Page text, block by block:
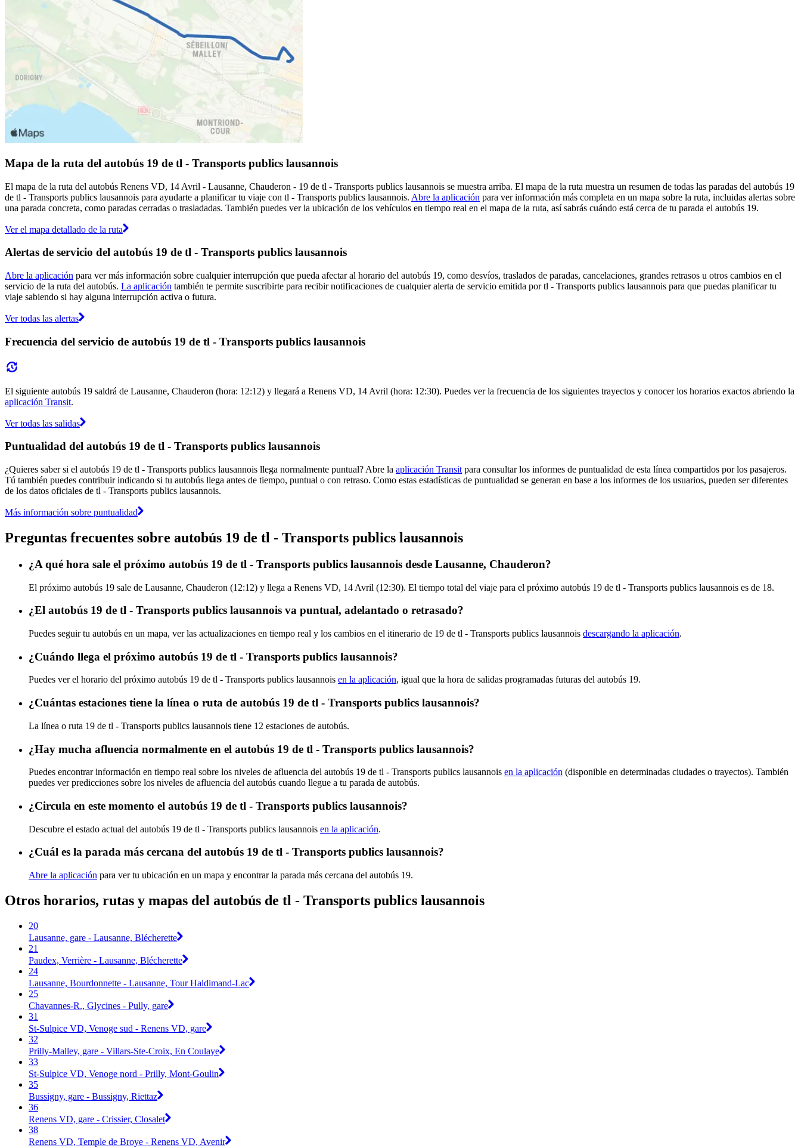
Mapa de la ruta del autobús 19 de tl - Transports publics lausannois
El mapa de la ruta del autobús Renens VD, 14 Avril - Lausanne, Chauderon - 19 de tl - Transports publics lausannois se muestra arriba. El mapa de la ruta muestra un resumen de todas las paradas del autobús 19
de tl - Transports publics lausannois para ayudarte a planificar tu viaje con tl - Transports publics lausannois. Abre la aplicación para ver información más completa en un mapa sobre la ruta, incluidas alertas sobre
una parada concreta, como paradas cerradas o trasladadas. También puedes ver la ubicación de los vehículos en tiempo real en el mapa de la ruta, así sabrás cuándo está cerca de tu parada el autobús 19.
Ver el mapa detallado de la ruta
Alertas de servicio del autobús 19 de tl - Transports publics lausannois
Abre la aplicación para ver más información sobre cualquier interrupción que pueda afectar al horario del autobús 19, como desvíos, traslados de paradas, cancelaciones, grandes retrasos u otros cambios en el
servicio de la ruta del autobús. La aplicación también te permite suscribirte para recibir notificaciones de cualquier alerta de servicio emitida por tl - Transports publics lausannois para que puedas planificar tu
viaje sabiendo si hay alguna interrupción activa o futura.
Ver todas las alertas
Frecuencia del servicio de autobús 19 de tl - Transports publics lausannois
El siguiente autobús 19 saldrá de Lausanne, Chauderon (hora: 12:12) y llegará a Renens VD, 14 Avril (hora: 12:30). Puedes ver la frecuencia de los siguientes trayectos y conocer los horarios exactos abriendo la
aplicación Transit.
Ver todas las salidas
Puntualidad del autobús 19 de tl - Transports publics lausannois
¿Quieres saber si el autobús 19 de tl - Transports publics lausannois llega normalmente puntual? Abre la aplicación Transit para consultar los informes de puntualidad de esta línea compartidos por los pasajeros.
Tú también puedes contribuir indicando si tu autobús llega antes de tiempo, puntual o con retraso. Como estas estadísticas de puntualidad se generan en base a los informes de los usuarios, pueden ser diferentes
de los datos oficiales de tl - Transports publics lausannois.
Más información sobre puntualidad
Preguntas frecuentes sobre autobús 19 de tl - Transports publics lausannois
¿A qué hora sale el próximo autobús 19 de tl - Transports publics lausannois desde Lausanne, Chauderon?
El próximo autobús 19 sale de Lausanne, Chauderon (12:12) y llega a Renens VD, 14 Avril (12:30). El tiempo total del viaje para el próximo autobús 19 de tl - Transports publics lausannois es de 18.
¿El autobús 19 de tl - Transports publics lausannois va puntual, adelantado o retrasado?
Puedes seguir tu autobús en un mapa, ver las actualizaciones en tiempo real y los cambios en el itinerario de 19 de tl - Transports publics lausannois descargando la aplicación.
¿Cuándo llega el próximo autobús 19 de tl - Transports publics lausannois?
Puedes ver el horario del próximo autobús 19 de tl - Transports publics lausannois en la aplicación, igual que la hora de salidas programadas futuras del autobús 19.
¿Cuántas estaciones tiene la línea o ruta de autobús 19 de tl - Transports publics lausannois?
La línea o ruta 19 de tl - Transports publics lausannois tiene 12 estaciones de autobús.
¿Hay mucha afluencia normalmente en el autobús 19 de tl - Transports publics lausannois?
Puedes encontrar información en tiempo real sobre los niveles de afluencia del autobús 19 de tl - Transports publics lausannois en la aplicación (disponible en determinadas ciudades o trayectos). También
puedes ver predicciones sobre los niveles de afluencia del autobús cuando llegue a tu parada de autobús.
¿Circula en este momento el autobús 19 de tl - Transports publics lausannois?
Descubre el estado actual del autobús 19 de tl - Transports publics lausannois en la aplicación.
¿Cuál es la parada más cercana del autobús 19 de tl - Transports publics lausannois?
Abre la aplicación para ver tu ubicación en un mapa y encontrar la parada más cercana del autobús 19.
Otros horarios, rutas y mapas del autobús de tl - Transports publics lausannois
20
Lausanne, gare - Lausanne, Blécherette
21
Paudex, Verrière - Lausanne, Blécherette
24
Lausanne, Bourdonnette - Lausanne, Tour Haldimand-Lac
25
Chavannes-R., Glycines - Pully, gare
31
St-Sulpice VD, Venoge sud - Renens VD, gare
32
Prilly-Malley, gare - Villars-Ste-Croix, En Coulaye
33
St-Sulpice VD, Venoge nord - Prilly, Mont-Goulin
35
Bussigny, gare - Bussigny, Riettaz
36
Renens VD, gare - Crissier, Closalet
38
Renens VD, Temple de Broye - Renens VD, Avenir